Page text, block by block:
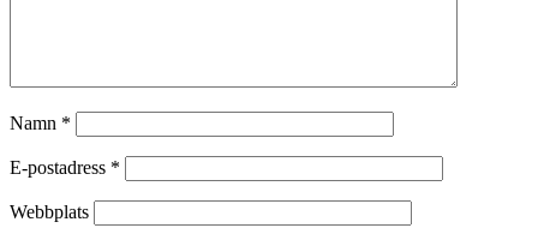
Namn *
E-postadress *
Webbplats